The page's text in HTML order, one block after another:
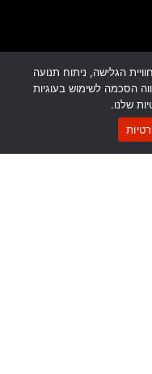
הגלישה, ניתוח תנועה
הסכמה לשימוש בעוגיות
שלנו.